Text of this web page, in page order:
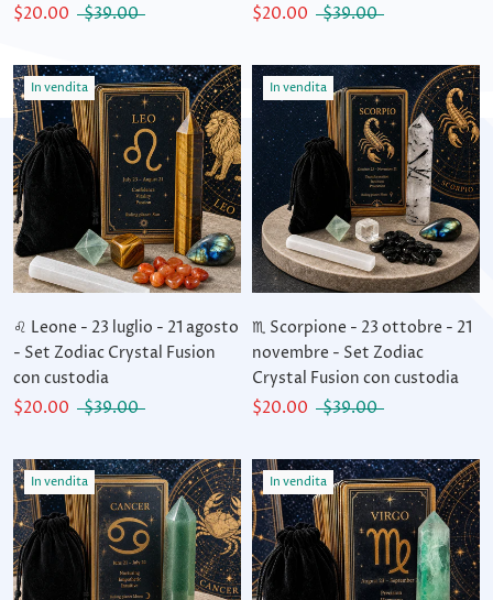
$20.00
$39.00
$20.00
$39.00
In vendita
♌ Leone - 23 luglio - 21 agosto
- Set Zodiac Crystal Fusion
con custodia
$20.00
$39.00
In vendita
♏ Scorpione - 23 ottobre - 21
novembre - Set Zodiac
Crystal Fusion con custodia
$20.00
$39.00
In vendita In vendita